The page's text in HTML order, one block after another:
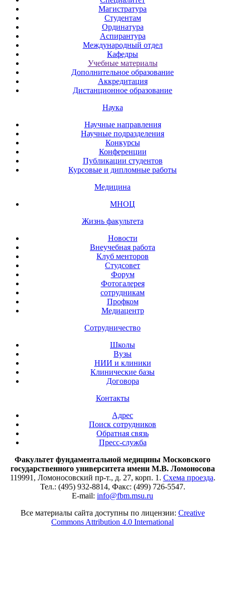
Магистратура
Студентам
Ординатура
Аспирантура
Международный отдел
Кафедры
Учебные материалы
Дополнительное образование
Аккредитация
Дистанционное образование
Наука
Научные направления
Научные подразделения
Конкурсы
Конференции
Публикации студентов
Курсовые и дипломные работы
Медицина
МНОЦ
Жизнь факультета
Новости
Внеучебная работа
Клуб менторов
Студсовет
Форум
Фотогалерея
сотрудникам
Профком
Медиацентр
Сотрудничество
Школы
Вузы
НИИ и клиники
Клинические базы
Договора
Контакты
Адрес
Поиск сотрудников
Обратная связь
Пресс-служба
Факультет фундаментальной медицины Московского
государственного университета имени М.В. Ломоносова
119991, Ломоносовский пр-т., д. 27, корп. 1. Схема проезда.
Тел.: (495) 932-8814, Факс: (499) 726-5547.
E-mail: info@fbm.msu.ru
Все материалы сайта доступны по лицензии: Creative
Commons Attribution 4.0 International